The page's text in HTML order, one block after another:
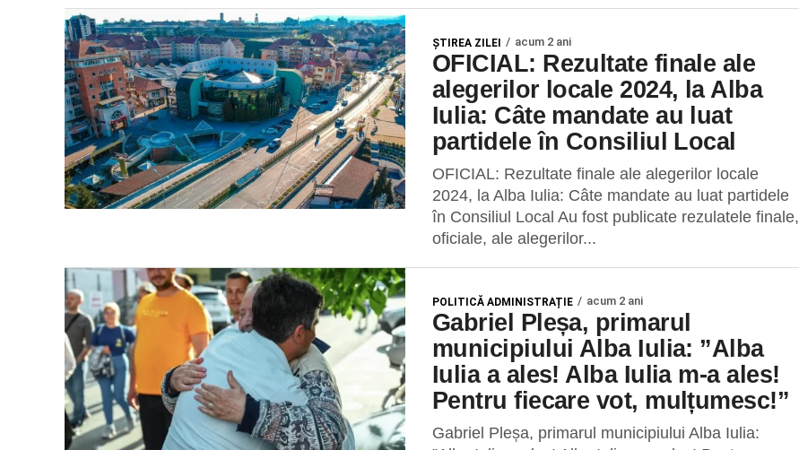
ŞTIREA ZILEI acum 2 ani
OFICIAL: Rezultate finale ale
alegerilor locale 2024, la Alba
Iulia: Câte mandate au luat
partidele în Consiliul Local
OFICIAL: Rezultate finale ale alegerilor locale
2024, la Alba Iulia: Câte mandate au luat partidele
în Consiliul Local Au fost publicate rezulatele finale,
oficiale, ale alegerilor...
POLITICĂ ADMINISTRAȚIE acum 2 ani
Gabriel Pleșa, primarul
municipiului Alba Iulia: ”Alba
Iulia a ales! Alba Iulia m-a ales!
Pentru fiecare vot, mulțumesc!”
Gabriel Pleșa, primarul municipiului Alba Iulia: